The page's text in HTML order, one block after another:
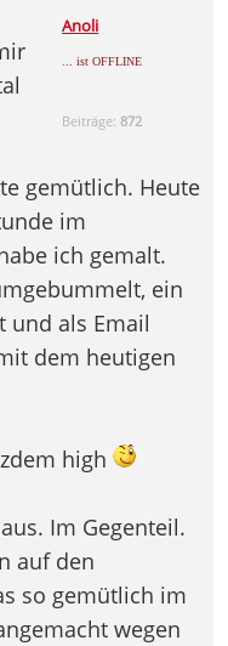
Anoli
... ist OFFLINE
Beiträge:872
gemütlich. Heute
im
ich gemalt.
ein
und als Email
dem heutigen
high
Im Gegenteil.
auf den
so gemütlich im
wegen